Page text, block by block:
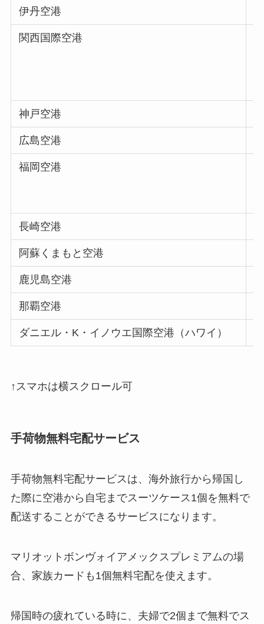
伊丹空港
関西国際空港
神戸空港
広島空港
福岡空港
長崎空港
阿蘇くまもと空港
鹿児島空港
那覇空港
ダニエル・K・イノウエ国際空港（ハワイ）
↑スマホは横スクロール可
手荷物無料宅配サービス
手荷物無料宅配サービスは、海外旅行から帰国し
た際に空港から自宅までスーツケース1個を無料で
配送することができるサービスになります。
マリオットボンヴォイアメックスプレミアムの場
合、家族カードも1個無料宅配を使えます。
帰国時の疲れている時に、夫婦で2個まで無料でス